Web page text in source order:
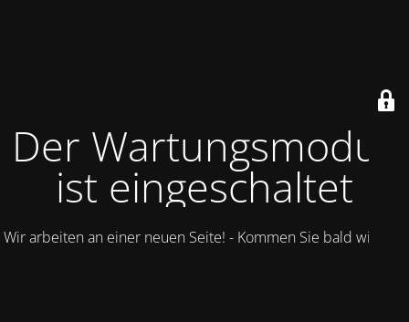
Der Wartungsmodus
ist eingeschaltet
Wir arbeiten an einer neuen Seite! - Kommen Sie bald wieder.